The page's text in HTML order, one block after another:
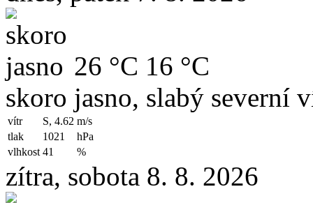
26 °C 16 °C
skoro jasno, slabý severní
vítr S, 4.62 m/s
tlak
1021
hPa
vlhkost 41 %
zítra, sobota 8. 8. 2026